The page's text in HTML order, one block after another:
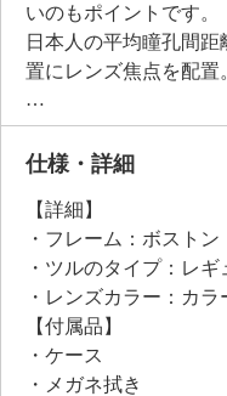
いのもポイントです。
日本人の平均瞳孔間
置にレンズ焦点を配置
視線上にレンズ焦点が
な設計になっています
レンズは紫外線遮蔽率
用。
薄くて丈夫なので、
トや本の間に挟んだ
できます。
ツルは細く、ステン
る設計で、重ね掛け
仕様・詳細
【詳細】
・フレーム：ボストン
・ツルのタイプ：レギ
・レンズカラー：カラ
【付属品】
・ケース
・メガネ拭き